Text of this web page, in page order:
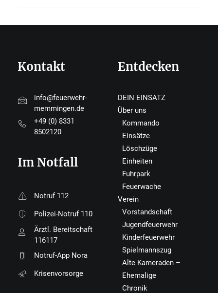
Kontakt
info@feuerwehr-
memmingen.de
+49 (0) 8331
8502120
Im Notfall
Notruf 112
Polizei-Notruf 110
Ärztl. Bereitschaft
116117
Notruf-App Nora
Krisenvorsorge
Entdecken
DEIN EINSATZ
Über uns
Kommando
Einsätze
Löschzüge
Einheiten
Fuhrpark
Feuerwache
Verein
Vorstandschaft
Jugendfeuerwehr
Kinderfeuerwehr
Spielmannszug
Alte Kameraden –
Ehemalige
Chronik